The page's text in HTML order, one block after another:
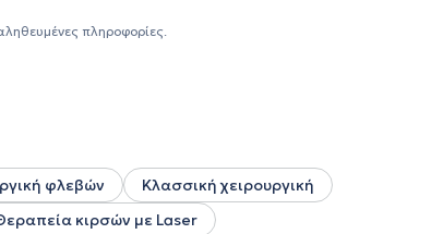
του Νοσοκομείου "Ερρίκος Ντυνάν" και στη συνέχεια
αγγειακών προβλημάτων σε ένα πλήρως εξοπλισμένο
διάγνωση και αντιμετώπιση κάθε μορφής φλεβικής
πληροφορίες.
φλεβών
Κλασσική χειρουργική
κιρσών με Laser